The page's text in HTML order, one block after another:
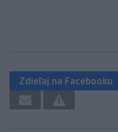
Zdieľaj na Facebooku